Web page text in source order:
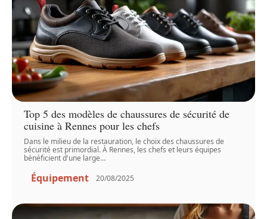
Top 5 des modèles de chaussures de sécurité de
cuisine à Rennes pour les chefs
Dans le milieu de la restauration, le choix des chaussures de
sécurité est primordial. À Rennes, les chefs et leurs équipes
bénéficient d'une large…
Équipement 20/08/2025